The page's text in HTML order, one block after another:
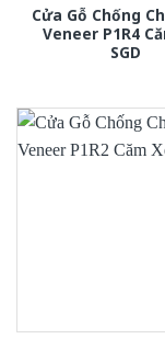
Cửa Gỗ Chống
Veneer P1R4
SGD